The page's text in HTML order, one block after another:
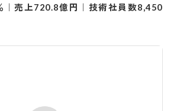
｜売上720.8億円｜技術社員数8,450